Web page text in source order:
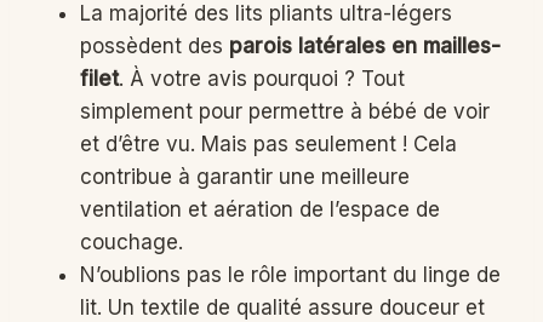
La majorité des lits pliants ultra-légers
possèdent des parois latérales en mailles-
filet. À votre avis pourquoi ? Tout
simplement pour permettre à bébé de voir
et d’être vu. Mais pas seulement ! Cela
contribue à garantir une meilleure
ventilation et aération de l’espace de
couchage.
N’oublions pas le rôle important du linge de
lit. Un textile de qualité assure douceur et